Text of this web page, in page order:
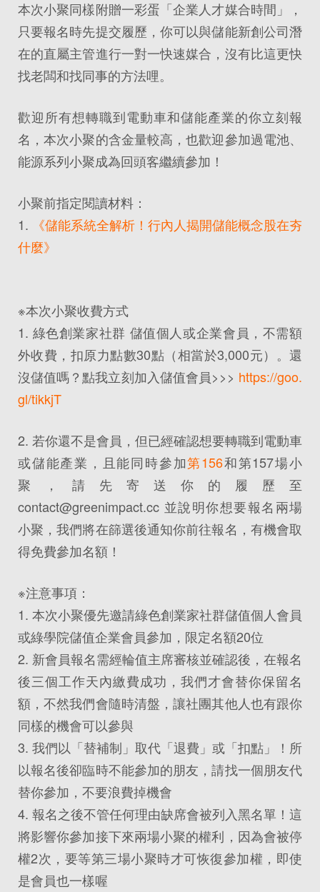
本次小聚同樣附贈一彩蛋「企業人才媒合時間」，
只要報名時先提交履歷，你可以與儲能新創公司潛
在的直屬主管進行一對一快速媒合，沒有比這更快
找老闆和找同事的方法哩。
歡迎所有想轉職到電動車和儲能產業的你立刻報
名，本次小聚的含金量較高，也歡迎參加過電池、
能源系列小聚成為回頭客繼續參加！
小聚前指定閱讀材料：
1.
《儲能系統全解析！行內人揭開儲能概念股在夯
什麼》
※本次小聚收費方式
1. 綠色創業家社群 儲值個人或企業會員，不需額
外收費，扣原力點數30點（相當於3,000元）。還
沒儲值嗎？點我立刻加入儲值會員>>> https://goo.
gl/tikkjT
2. 若你還不是會員，但已經確認想要轉職到電動車
或儲能產業，且能同時參加第156和第157場小
聚，請先寄送你的履歷至
contact@greenimpact.cc 並說明你想要報名兩場
小聚，我們將在篩選後通知你前往報名，有機會取
得免費參加名額！
※注意事項：
1. 本次小聚優先邀請綠色創業家社群儲值個人會員
或綠學院儲值企業會員參加，限定名額20位
2. 新會員報名需經輪值主席審核並確認後，在報名
後三個工作天內繳費成功，我們才會替你保留名
額，不然我們會隨時清盤，讓社團其他人也有跟你
同樣的機會可以參與
3. 我們以「替補制」取代「退費」或「扣點」！所
以報名後卻臨時不能參加的朋友，請找一個朋友代
替你參加，不要浪費掉機會
4. 報名之後不管任何理由缺席會被列入黑名單！這
將影響你參加接下來兩場小聚的權利，因為會被停
權2次，要等第三場小聚時才可恢復參加權，即使
是會員也一樣喔